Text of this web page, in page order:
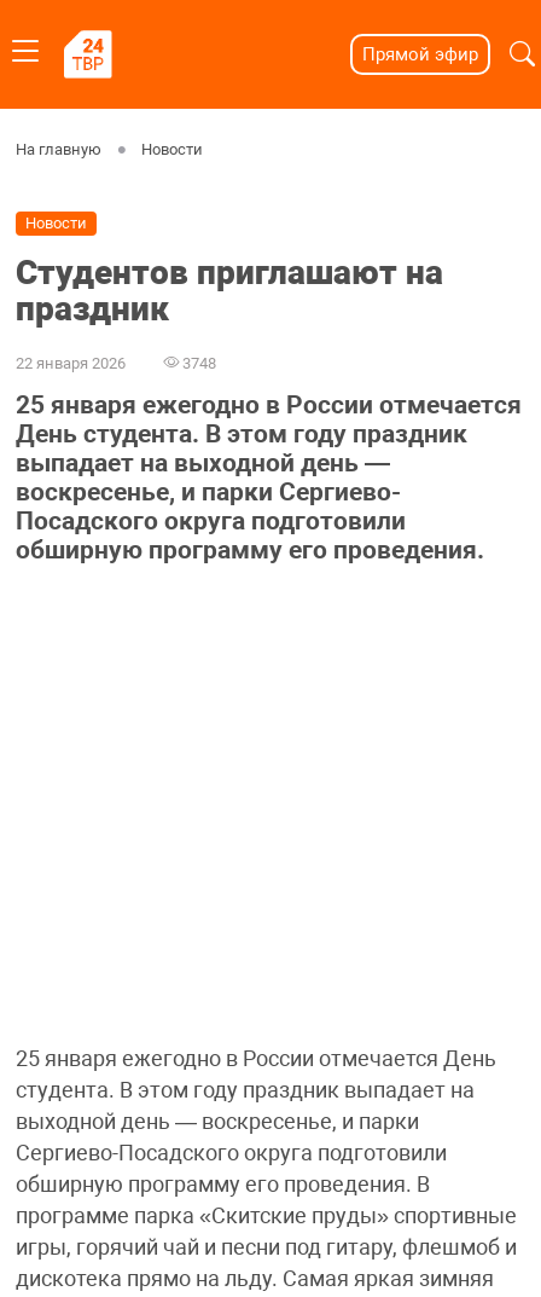
Прямой эфир
На главную Новости
Новости
Студентов приглашают на
праздник
22 января 2026 3748
25 января ежегодно в России отмечается
День студента. В этом году праздник
выпадает на выходной день —
воскресенье, и парки Сергиево-
Посадского округа подготовили
обширную программу его проведения.
25 января ежегодно в России отмечается День
студента. В этом году праздник выпадает на
выходной день — воскресенье, и парки
Сергиево-Посадского округа подготовили
обширную программу его проведения. В
программе парка «Скитские пруды» спортивные
игры, горячий чай и песни под гитару, флешмоб и
дискотека прямо на льду. Самая яркая зимняя